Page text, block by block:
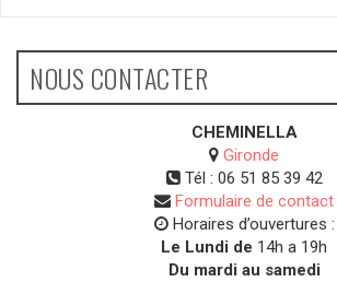
NOUS CONTACTER
CHEMINELLA
Gironde
Tél : 06 51 85 39 42
Formulaire de contact
Horaires d’ouvertures :
Le Lundi de 14h a 19h
Du mardi au samedi